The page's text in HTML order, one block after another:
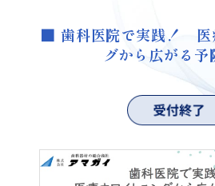
■ 歯科医院で実践！ 医
グから広がる予